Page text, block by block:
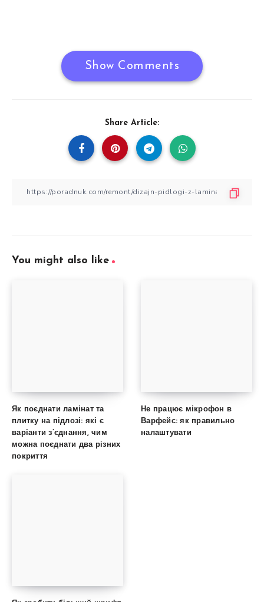
Show Comments
Share Article:
You might also like
Як поєднати ламінат та
плитку на підлозі: які є
варіанти з’єднання, чим
можна поєднати два різних
покриття
Не працює мікрофон в
Варфейс: як правильно
налаштувати